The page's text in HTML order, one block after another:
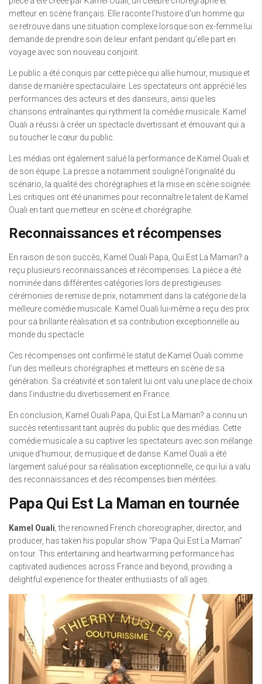
metteur en scène français. Elle raconte l’histoire d’un homme qui
se retrouve dans une situation complexe lorsque son ex-femme lui
demande de prendre soin de leur enfant pendant qu’elle part en
voyage avec son nouveau conjoint.
Le public a été conquis par cette pièce qui allie humour, musique et
danse de manière spectaculaire. Les spectateurs ont apprécié les
performances des acteurs et des danseurs, ainsi que les
chansons entraînantes qui rythment la comédie musicale. Kamel
Ouali a réussi à créer un spectacle divertissant et émouvant qui a
su toucher le cœur du public.
Les médias ont également salué la performance de Kamel Ouali et
de son équipe. La presse a notamment souligné l’originalité du
scénario, la qualité des chorégraphies et la mise en scène soignée.
Les critiques ont été unanimes pour reconnaître le talent de Kamel
Ouali en tant que metteur en scène et chorégraphe.
Reconnaissances et récompenses
En raison de son succès, Kamel Ouali Papa, Qui Est La Maman? a
reçu plusieurs reconnaissances et récompenses. La pièce a été
nominée dans différentes catégories lors de prestigieuses
cérémonies de remise de prix, notamment dans la catégorie de la
meilleure comédie musicale. Kamel Ouali lui-même a reçu des prix
pour sa brillante réalisation et sa contribution exceptionnelle au
monde du spectacle.
Ces récompenses ont confirmé le statut de Kamel Ouali comme
l’un des meilleurs chorégraphes et metteurs en scène de sa
génération. Sa créativité et son talent lui ont valu une place de choix
dans l’industrie du divertissement en France.
En conclusion, Kamel Ouali Papa, Qui Est La Maman? a connu un
succès retentissant tant auprès du public que des médias. Cette
comédie musicale a su captiver les spectateurs avec son mélange
unique d’humour, de musique et de danse. Kamel Ouali a été
largement salué pour sa réalisation exceptionnelle, ce qui lui a valu
des reconnaissances et des récompenses bien méritées.
Papa Qui Est La Maman en tournée
Kamel Ouali, the renowned French choreographer, director, and
producer, has taken his popular show “Papa Qui Est La Maman”
on tour. This entertaining and heartwarming performance has
captivated audiences across France and beyond, providing a
delightful experience for theater enthusiasts of all ages.